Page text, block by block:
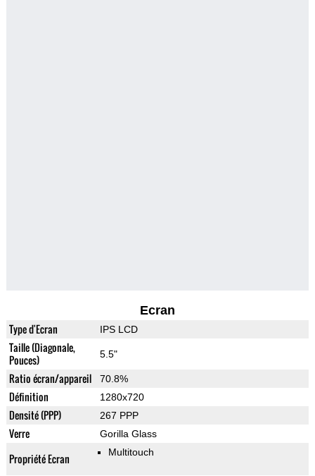
Ecran
Type d'Ecran IPS LCD
Taille (Diagonale,
Pouces)
5.5"
Ratio écran/appareil 70.8%
Définition 1280x720
Densité (PPP) 267 PPP
Verre Gorilla Glass
Propriété Ecran Multitouch